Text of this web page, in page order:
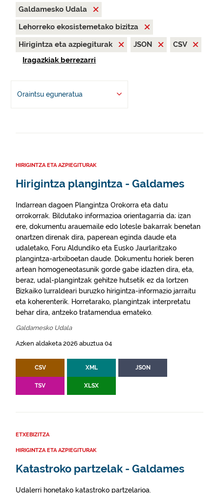
Galdamesko Udala
Lehorreko ekosistemetako bizitza
Hirigintza eta azpiegiturak
JSON
CSV
Iragazkiak berrezarri
Oraintsu eguneratua
HIRIGINTZA ETA AZPIEGITURAK
Hirigintza plangintza - Galdames
Indarrean dagoen Plangintza Orokorra eta datu
orrokorrak. Bildutako informazioa orientagarria da; izan
ere, dokumentu arauemaile edo lotesle bakarrak benetan
onartzen direnak dira, paperean eginda daude eta
udaletako, Foru Aldundiko eta Eusko Jaurlaritzako
plangintza-artxiboetan daude. Dokumentu horiek beren
artean homogeneotasunik gorde gabe idazten dira, eta,
beraz, udal-plangintzak gehitze hutsetik ez da lortzen
Bizkaiko lurraldeari buruzko hirigintza-informazio jarraitu
eta koherenterik. Horretarako, plangintzak interpretatu
behar dira, antzeko tratamendua emateko.
Galdamesko Udala
Azken aldaketa 2026 abuztua 04
CSV XML JSON
TSV XLSX
ETXEBIZITZA
HIRIGINTZA ETA AZPIEGITURAK
Katastroko partzelak - Galdames
Udalerri honetako katastroko partzelarioa.